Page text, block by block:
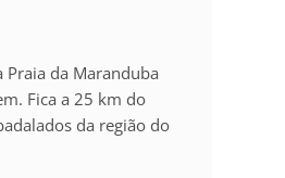
Praia da Maranduba
Fica a 25 km do
da região do